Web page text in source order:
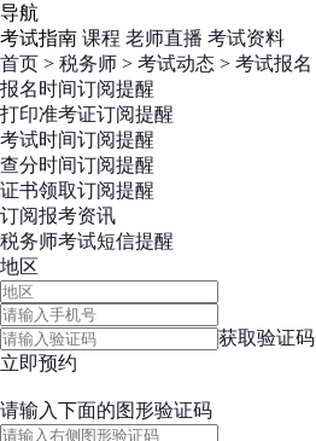
导航
考试指南 课程 老师直播 考试资料
首页 > 税务师 > 考试动态 > 考试报名
报名时间订阅提醒
打印准考证订阅提醒
考试时间订阅提醒
查分时间订阅提醒
证书领取订阅提醒
订阅报考资讯
税务师考试短信提醒
地区
获取验证码
立即预约
请输入下面的图形验证码